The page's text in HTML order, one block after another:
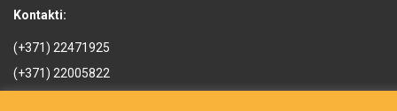
Kontakti:
(+371) 22471925
(+371) 22005822